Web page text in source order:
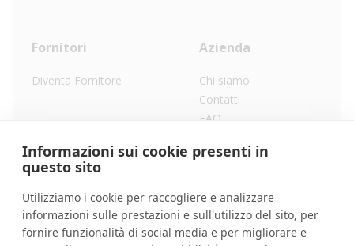
Informazioni sui cookie presenti in
questo sito
Utilizziamo i cookie per raccogliere e analizzare
informazioni sulle prestazioni e sull'utilizzo del sito, per
fornire funzionalità di social media e per migliorare e
Fornitori
Diventa Fornitore
Azienda
Chi siamo
Contatti
FAQ
Privacy Policy
©2026RentXone.